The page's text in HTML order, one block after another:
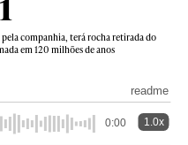
companhia, terá rocha retirada do
em 120 milhões de anos
readme
0:00 1.0x